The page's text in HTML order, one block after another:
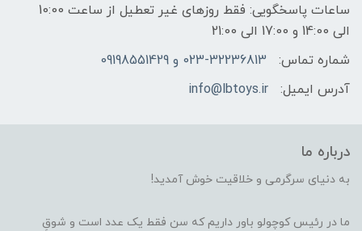
ساعات پاسخگویی: فقط روزهای غیر تعطیل از ساعت 10:00
الی 14:00 و 17:00 الی 21:00
شماره تماس:
023-32236813 و 09198551429
آدرس ایمیل:
info@lbtoys.ir
درباره ما
به دنیای سرگرمی و خلاقیت خوش آمدید!
ما در رئیس کوچولو باور داریم که سن فقط یک عدد است و شوقِ